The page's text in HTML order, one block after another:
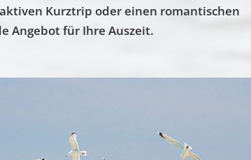
Kurztrip oder einen romantischen
Angebot für Ihre Auszeit.